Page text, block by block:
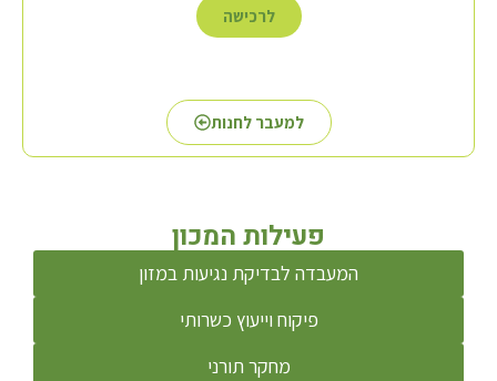
לרכישה
למעבר לחנות
פעילות המכון
המעבדה לבדיקת נגיעות במזון
פיקוח וייעוץ כשרותי
מחקר תורני